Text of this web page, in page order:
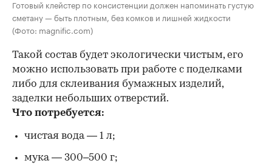
Готовый клейстер по консистенции должен напоминать густую
сметану — быть плотным, без комков и лишней жидкости
(Фото: magnific.com)
Такой состав будет экологически чистым, его
можно использовать при работе с поделками
либо для склеивания бумажных изделий,
заделки небольших отверстий.
Что потребуется:
чистая вода — 1 л;
мука — 300–500 г;